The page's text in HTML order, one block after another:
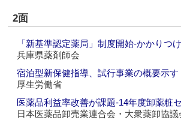
2面
「新基準認定薬局」制度開始‐かかりつ
兵庫県薬剤師会
宿泊型新保健指導、試行事業の概要示す
厚生労働省
医薬品利益率改善が課題‐14年度卸薬粧
日本医薬品卸売業連合会・大衆薬卸協議